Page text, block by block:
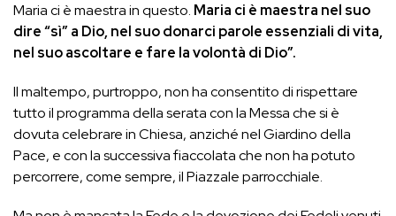
Maria ci è maestra in questo. Maria ci è maestra nel suo
dire “sì” a Dio, nel suo donarci parole essenziali di vita,
nel suo ascoltare e fare la volontà di Dio”.
Il maltempo, purtroppo, non ha consentito di rispettare
tutto il programma della serata con la Messa che si è
dovuta celebrare in Chiesa, anziché nel Giardino della
Pace, e con la successiva fiaccolata che non ha potuto
percorrere, come sempre, il Piazzale parrocchiale.